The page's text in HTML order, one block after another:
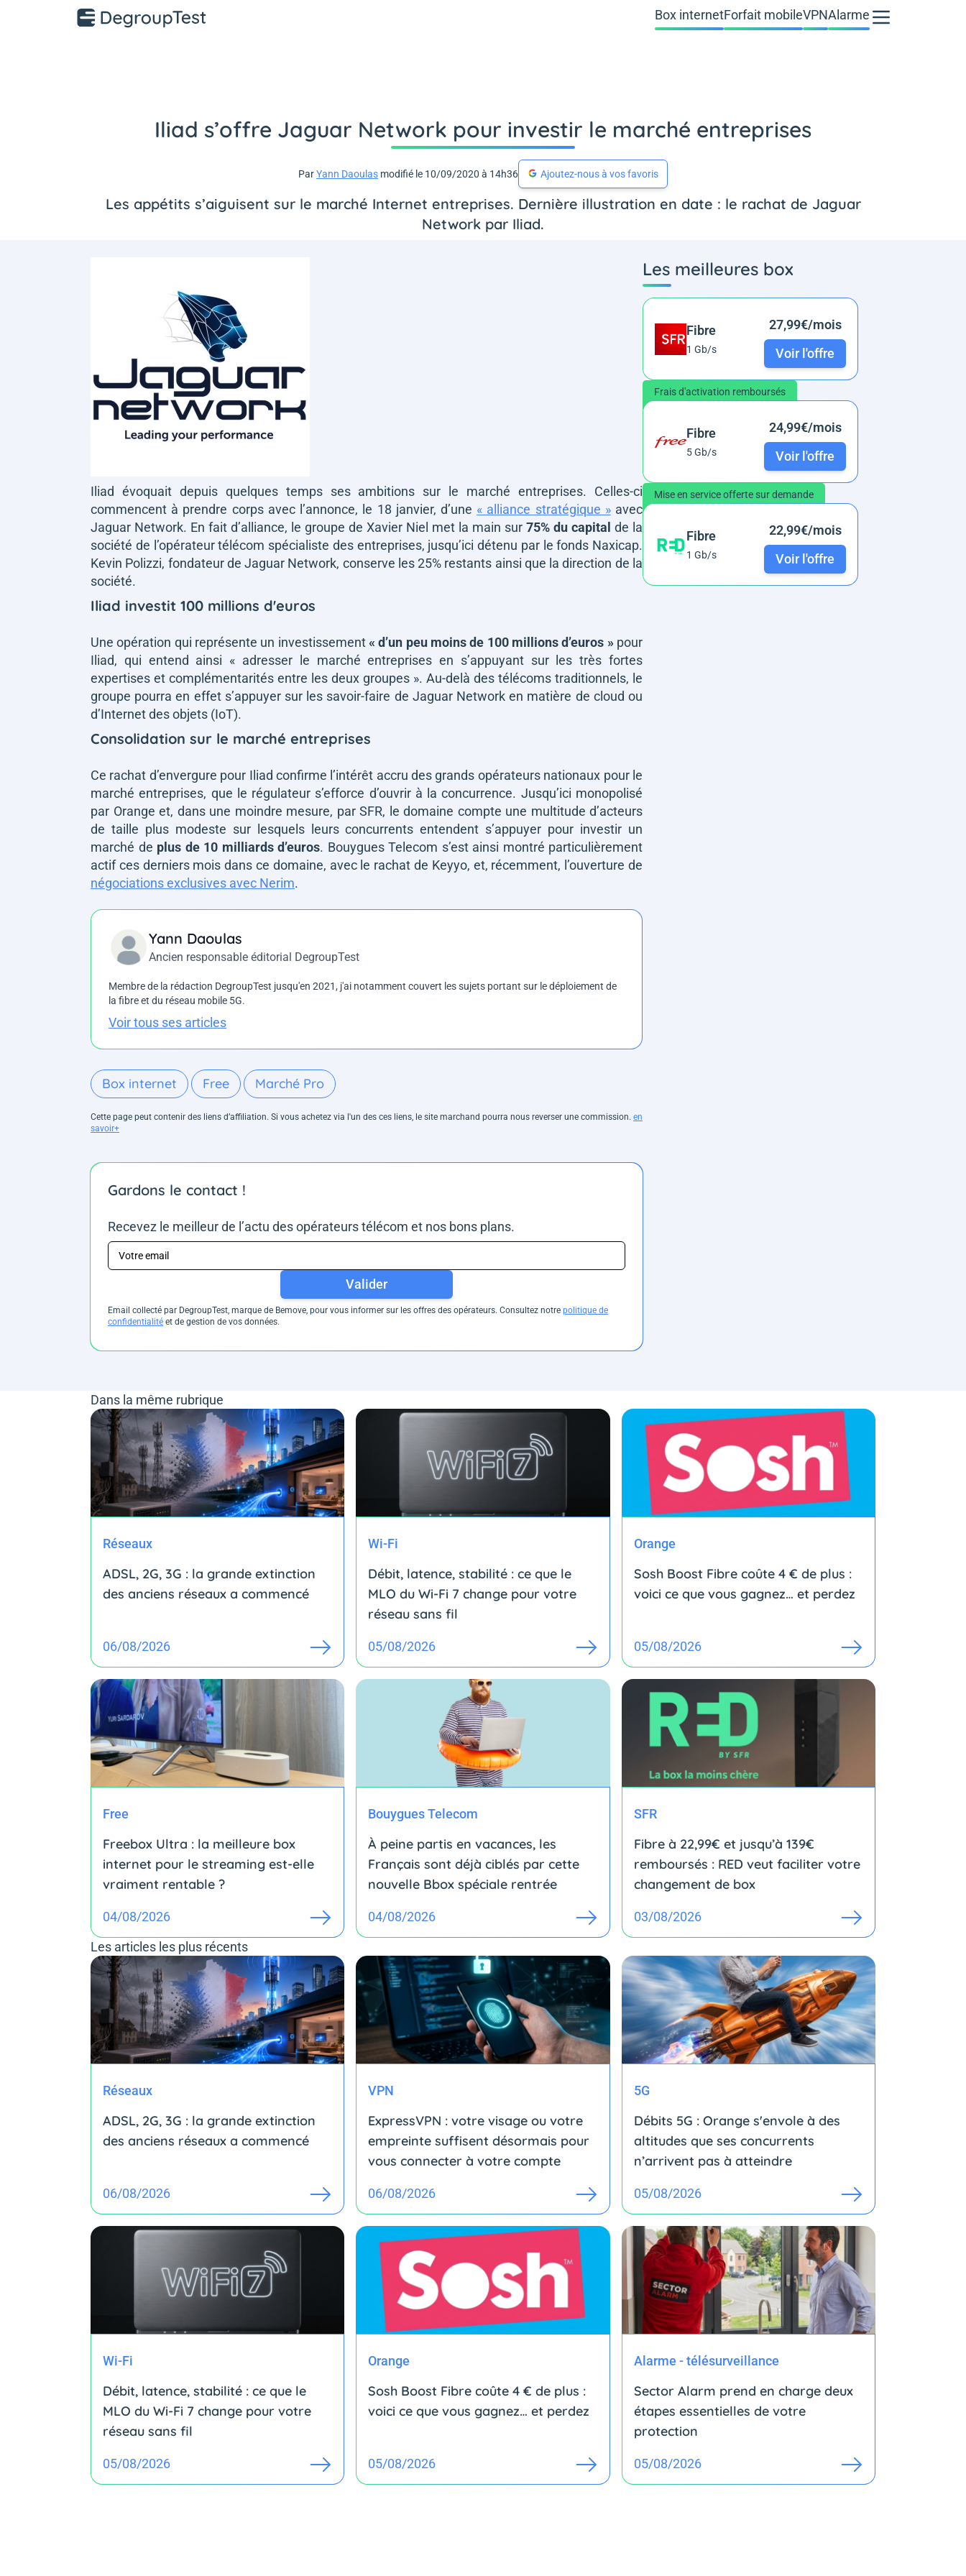
Box internetForfait mobileVPNAlarme
Iliad s’offre Jaguar Network pour investir le marché entreprises
ParYann Daoulas modifié le 10/09/2020 à 14h36 Ajoutez-nous à vos favoris
Les appétits s’aiguisent sur le marché Internet entreprises. Dernière illustration en date : le rachat de Jaguar
Network par Iliad.
Iliad évoquait depuis quelques temps ses ambitions sur le marché entreprises. Celles-ci
commencent à prendre corps avec l’annonce, le 18 janvier, d’une « alliance stratégique »avec
Jaguar Network. En fait d’alliance, le groupe de Xavier Niel met la main sur 75% du capital de la
société de l’opérateur télécom spécialiste des entreprises, jusqu’ici détenu par le fonds Naxicap.
Kevin Polizzi, fondateur de Jaguar Network, conserve les 25% restants ainsi que la direction de la
société.
Iliad investit 100 millions d'euros
Une opération qui représente un investissement« d’un peu moins de 100 millions d’euros »pour
Iliad, qui entend ainsi « adresser le marché entreprises en s’appuyant sur les très fortes
expertises et complémentarités entre les deux groupes ». Au-delà des télécoms traditionnels, le
groupe pourra en effet s’appuyer sur les savoir-faire de Jaguar Network en matière de cloud ou
d’Internet des objets (IoT).
Consolidation sur le marché entreprises
Ce rachat d’envergure pour Iliad confirme l’intérêt accru des grands opérateurs nationaux pour le
marché entreprises, que le régulateur s’efforce d’ouvrir à la concurrence. Jusqu’ici monopolisé
par Orange et, dans une moindre mesure, par SFR, le domaine compte une multitude d’acteurs
de taille plus modeste sur lesquels leurs concurrents entendent s’appuyer pour investir un
marché de plus de 10 milliards d’euros. Bouygues Telecom s’est ainsi montré particulièrement
actif ces derniers mois dans ce domaine, avec le rachat de Keyyo, et, récemment, l’ouverture de
négociations exclusives avec Nerim.
Yann Daoulas
Ancien responsable éditorial DegroupTest
Membre de la rédaction DegroupTest jusqu'en 2021, j'ai notamment couvert les sujets portant sur le déploiement de
la fibre et du réseau mobile 5G.
Voir tous ses articles
Box internet Free Marché Pro
Cette page peut contenir des liens d’affiliation. Si vous achetez via l'un des ces liens, le site marchand pourra nous reverser une commission. en
savoir+
Gardons le contact !
Recevez le meilleur de l’actu des opérateurs télécom et nos bons plans.
Valider
Email collecté par DegroupTest, marque de Bemove, pour vous informer sur les offres des opérateurs. Consultez notre politique de
confidentialité et de gestion de vos données.
Les meilleures box
Fibre
1 Gb/s
27,99€/mois
Voir l'offre
Frais d'activation remboursés
Fibre
5 Gb/s
24,99€/mois
Voir l'offre
Mise en service offerte sur demande
Fibre
1 Gb/s
22,99€/mois
Voir l'offre
Dans la même rubrique
Réseaux
ADSL, 2G, 3G : la grande extinction
des anciens réseaux a commencé
06/08/2026
Wi-Fi
Débit, latence, stabilité : ce que le
MLO du Wi-Fi 7 change pour votre
réseau sans fil
05/08/2026
Orange
Sosh Boost Fibre coûte 4 € de plus :
voici ce que vous gagnez… et perdez
05/08/2026
Free
Freebox Ultra : la meilleure box
internet pour le streaming est-elle
vraiment rentable ?
04/08/2026
Bouygues Telecom
À peine partis en vacances, les
Français sont déjà ciblés par cette
nouvelle Bbox spéciale rentrée
04/08/2026
SFR
Fibre à 22,99€ et jusqu’à 139€
remboursés : RED veut faciliter votre
changement de box
03/08/2026
Les articles les plus récents
Réseaux
ADSL, 2G, 3G : la grande extinction
des anciens réseaux a commencé
06/08/2026
VPN
ExpressVPN : votre visage ou votre
empreinte suffisent désormais pour
vous connecter à votre compte
06/08/2026
5G
Débits 5G : Orange s'envole à des
altitudes que ses concurrents
n’arrivent pas à atteindre
05/08/2026
Wi-Fi
Débit, latence, stabilité : ce que le
MLO du Wi-Fi 7 change pour votre
réseau sans fil
05/08/2026
Orange
Sosh Boost Fibre coûte 4 € de plus :
voici ce que vous gagnez… et perdez
05/08/2026
Alarme - télésurveillance
Sector Alarm prend en charge deux
étapes essentielles de votre
protection
05/08/2026